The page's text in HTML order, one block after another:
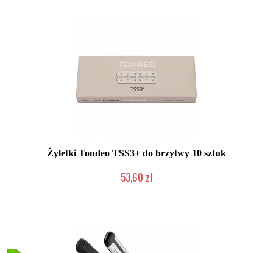
Żyletki Tondeo TSS3+ do brzytwy 10 sztuk
53,60 zł